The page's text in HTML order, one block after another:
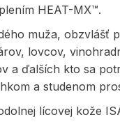
HEAT-MX™.
muža, obzvlášť
lovcov,
a ďalších kto sa
a studenom
lícovej kože